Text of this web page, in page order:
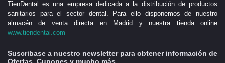
TienDental es una empresa dedicada a la distribución de productos
sanitarios para el sector dental. Para ello disponemos de nuestro
almacén de venta directa en Madrid y nuestra tienda online
www.tiendental.com
Suscribase a nuestro newsletter para obtener información de
Ofertas, Cupones y mucho más